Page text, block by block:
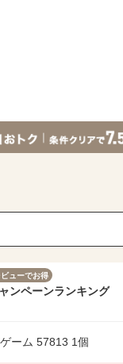
ビューでお得
ンペーンランキング
ーム 57813 1個